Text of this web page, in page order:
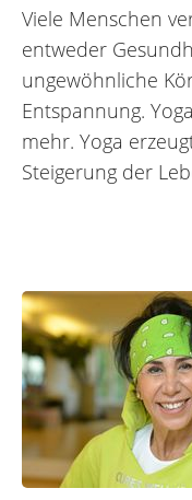
Viele Menschen
entweder
ungewöhnliche
Entspannung.
mehr. Yoga
Steigerung der